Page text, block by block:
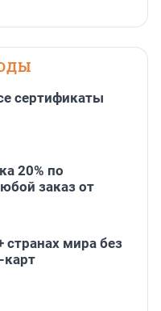
сертификаты
20% по
заказ от
странах мира без
карт